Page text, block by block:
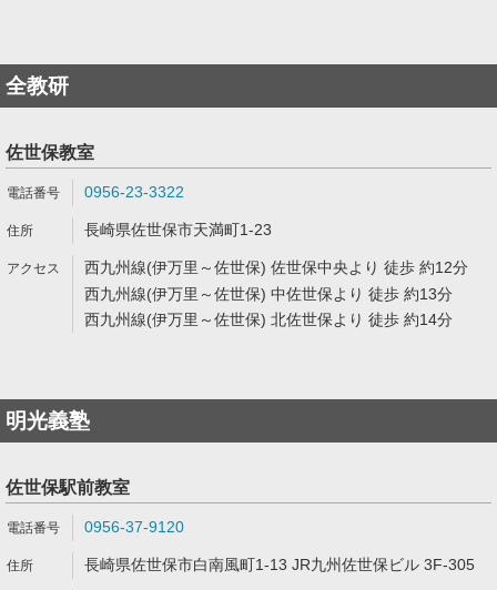
全教研
佐世保教室
0956-23-3322
長崎県佐世保市天満町1-23
西九州線(伊万里～佐世保) 佐世保中央より 徒歩 約12分
西九州線(伊万里～佐世保) 中佐世保より 徒歩 約13分
西九州線(伊万里～佐世保) 北佐世保より 徒歩 約14分
明光義塾
佐世保駅前教室
0956-37-9120
長崎県佐世保市白南風町1-13 JR九州佐世保ビル 3F-305